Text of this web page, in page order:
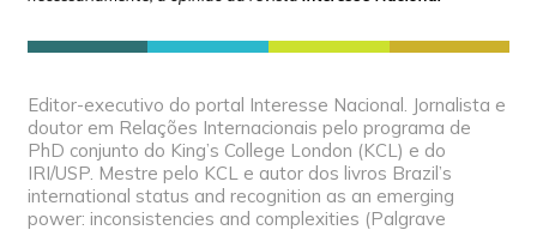
Editor-executivo do portal Interesse Nacional. Jornalista e
doutor em Relações Internacionais pelo programa de
PhD conjunto do King’s College London (KCL) e do
IRI/USP. Mestre pelo KCL e autor dos livros Brazil’s
international status and recognition as an emerging
power: inconsistencies and complexities (Palgrave